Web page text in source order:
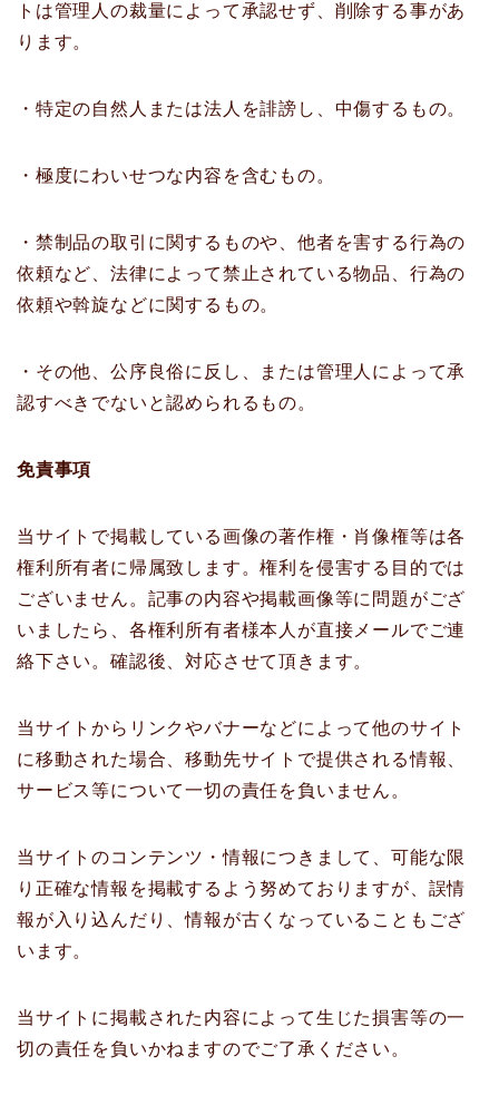
トは管理人の裁量によって承認せず、削除する事があ
ります。
・特定の自然人または法人を誹謗し、中傷するもの。
・極度にわいせつな内容を含むもの。
・禁制品の取引に関するものや、他者を害する行為の
依頼など、法律によって禁止されている物品、行為の
依頼や斡旋などに関するもの。
・その他、公序良俗に反し、または管理人によって承
認すべきでないと認められるもの。
免責事項
当サイトで掲載している画像の著作権・肖像権等は各
権利所有者に帰属致します。権利を侵害する目的では
ございません。記事の内容や掲載画像等に問題がござ
いましたら、各権利所有者様本人が直接メールでご連
絡下さい。確認後、対応させて頂きます。
当サイトからリンクやバナーなどによって他のサイト
に移動された場合、移動先サイトで提供される情報、
サービス等について一切の責任を負いません。
当サイトのコンテンツ・情報につきまして、可能な限
り正確な情報を掲載するよう努めておりますが、誤情
報が入り込んだり、情報が古くなっていることもござ
います。
当サイトに掲載された内容によって生じた損害等の一
切の責任を負いかねますのでご了承ください。